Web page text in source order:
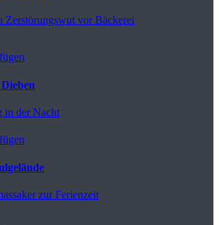
Zerstörungswut vor Bäckerei
in der Nacht
zur Ferienzeit